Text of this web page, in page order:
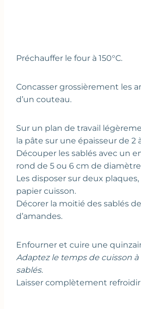
Préchauffer le four à 150°C.
Concasser grossièrement les
d’un couteau.
Sur un plan de travail
la pâte sur une épaisseur de 2
Découper les sablés avec un
rond de 5 ou 6 cm de
Les disposer sur deux
papier cuisson.
Décorer la moitié des sablés
d’amandes.
Enfourner et cuire une
Adaptez le temps de cuisson à
sablés.
Laisser complètement